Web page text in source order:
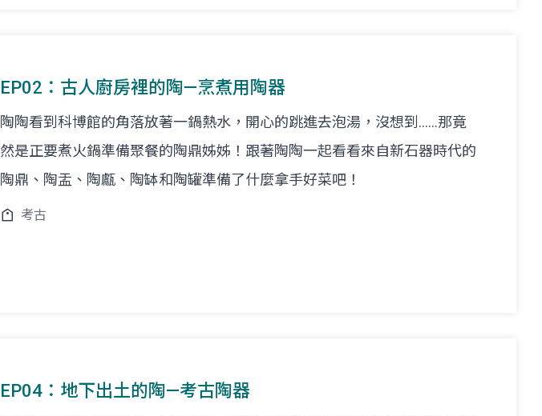
EP02：古人廚房裡的陶—烹煮用陶器
陶陶看到科博館的角落放著一鍋熱水，開心的跳進去泡湯，沒想到......那竟
然是正要煮火鍋準備聚餐的陶鼎姊姊！跟著陶陶一起看看來自新石器時代的
陶鼎、陶盂、陶甗、陶缽和陶罐準備了什麼拿手好菜吧！
考古
EP04：地下出土的陶—考古陶器